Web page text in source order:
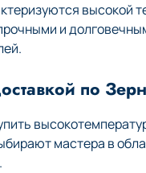
и
по
мастера в